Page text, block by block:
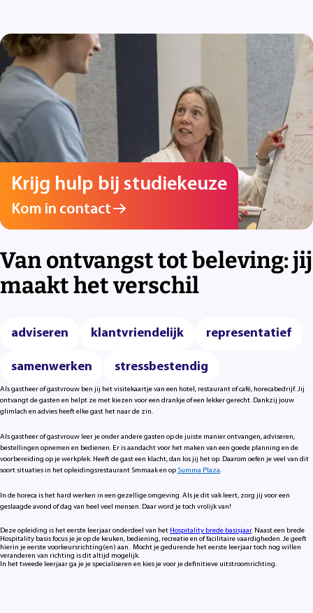
Van ontvangst tot beleving: jij
maakt het verschil
adviseren klantvriendelijk representatief
samenwerken stressbestendig
Als gastheer of gastvrouw ben jij het visitekaartje van een hotel, restaurant of café, horecabedrijf. Jij
ontvangt de gasten en helpt ze met kiezen voor een drankje of een lekker gerecht. Dankzij jouw
glimlach en advies heeft elke gast het naar de zin.
Als gastheer of gastvrouw leer je onder andere gasten op de juiste manier ontvangen, adviseren,
bestellingen opnemen en bedienen. Er is aandacht voor het maken van een goede planning en de
voorbereiding op je werkplek. Heeft de gast een klacht, dan los jij het op. Daarom oefen je veel van dit
soort situaties in het opleidingsrestaurant Smmaak en op Summa Plaza.
In de horeca is het hard werken in een gezellige omgeving. Als je dit vak leert, zorg jij voor een
geslaagde avond of dag van heel veel mensen. Daar word je toch vrolijk van!
Deze opleiding is het eerste leerjaar onderdeel van het Hospitality brede basisjaar. Naast een brede
Hospitality basis focus je je op de keuken, bediening, recreatie en of facilitaire vaardigheden. Je geeft
hierin je eerste voorkeursrichting(en) aan. Mocht je gedurende het eerste leerjaar toch nog willen
veranderen van richting is dit altijd mogelijk.
In het tweede leerjaar ga je je specialiseren en kies je voor je definitieve uitstroomrichting.
Krijg hulp bij studiekeuze
Kom in contact